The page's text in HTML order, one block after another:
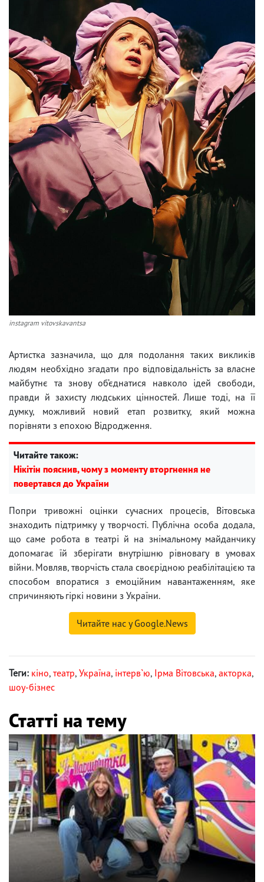
instagram vitovskavantsa
Артистка зазначила, що для подолання таких викликів
людям необхідно згадати про відповідальність за власне
майбутнє та знову об’єднатися навколо ідей свободи,
правди й захисту людських цінностей. Лише тоді, на її
думку, можливий новий етап розвитку, який можна
порівняти з епохою Відродження.
Читайте також:
Нікітін пояснив, чому з моменту вторгнення не
повертався до України
Попри тривожні оцінки сучасних процесів, Вітовська
знаходить підтримку у творчості. Публічна особа додала,
що саме робота в театрі й на знімальному майданчику
допомагає їй зберігати внутрішню рівновагу в умовах
війни. Мовляв, творчість стала своєрідною реабілітацією та
способом впоратися з емоційним навантаженням, яке
спричиняють гіркі новини з України.
Читайте нас у Google.News
Теги: кіно, театр, Україна, інтерв`ю, Ірма Вітовська, акторка,
шоу-бізнес
Статті на тему